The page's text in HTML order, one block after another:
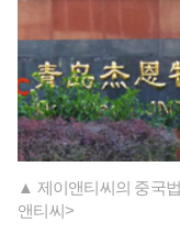
▲ 제이앤티씨의 중국
앤티씨>